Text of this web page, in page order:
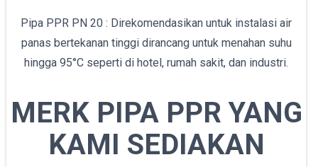
Pipa PPR PN 20 : Direkomendasikan untuk instalasi air
panas bertekanan tinggi dirancang untuk menahan suhu
hingga 95°C seperti di hotel, rumah sakit, dan industri.
MERK PIPA PPR YANG
KAMI SEDIAKAN